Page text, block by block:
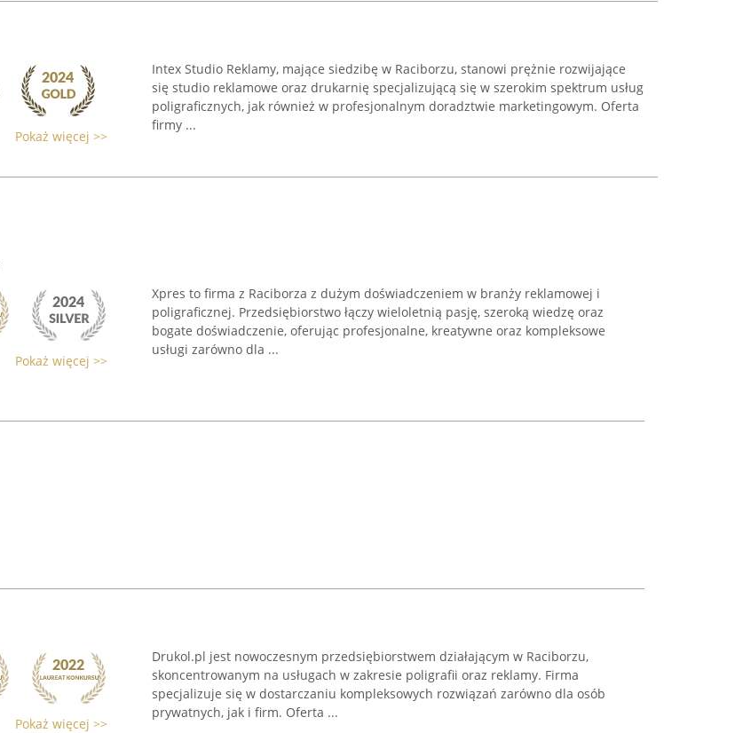
Pokaż więcej >>
Intex Studio Reklamy, mające siedzibę w Raciborzu, stanowi prężnie rozwijające
się studio reklamowe oraz drukarnię specjalizującą się w szerokim spektrum usług
poligraficznych, jak również w profesjonalnym doradztwie marketingowym. Oferta
firmy ...
Pokaż więcej >>
Xpres to firma z Raciborza z dużym doświadczeniem w branży reklamowej i
poligraficznej. Przedsiębiorstwo łączy wieloletnią pasję, szeroką wiedzę oraz
bogate doświadczenie, oferując profesjonalne, kreatywne oraz kompleksowe
usługi zarówno dla ...
Pokaż więcej >>
Drukol.pl jest nowoczesnym przedsiębiorstwem działającym w Raciborzu,
skoncentrowanym na usługach w zakresie poligrafii oraz reklamy. Firma
specjalizuje się w dostarczaniu kompleksowych rozwiązań zarówno dla osób
prywatnych, jak i firm. Oferta ...